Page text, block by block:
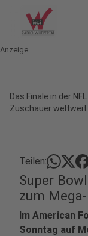
Anzeige
Das Finale in der
Zuschauer weltweit
Teilen:
Super
zum
Im American
Sonntag auf